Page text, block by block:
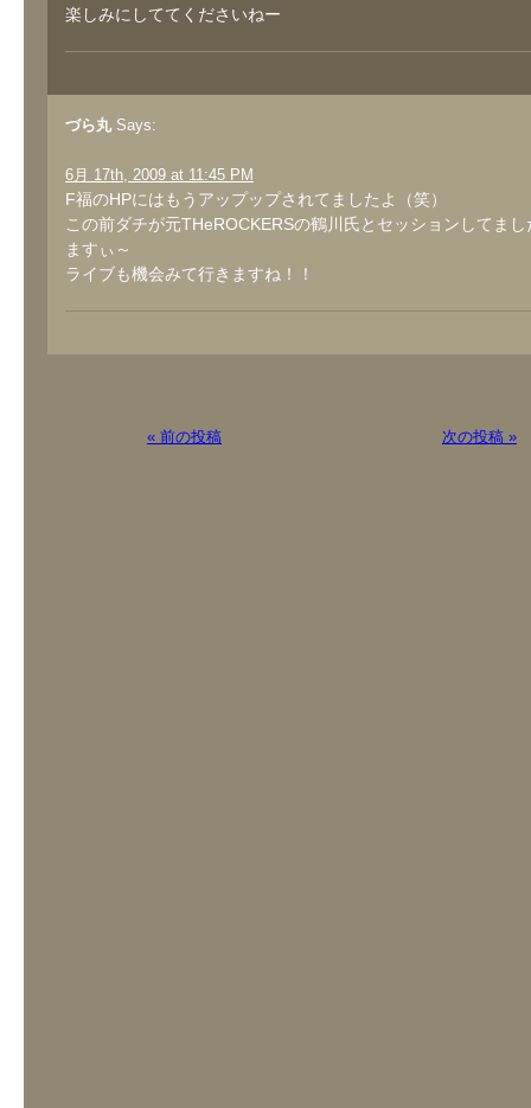
楽しみにしててくださいねー
づら丸 Says:
6月 17th, 2009 at 11:45 PM
F福のHPにはもうアップップされてましたよ（笑）
この前ダチが元THeROCKERSの鶴川氏とセッションしてま
ますぃ～
ライブも機会みて行きますね！！
« 前の投稿 次の投稿 »